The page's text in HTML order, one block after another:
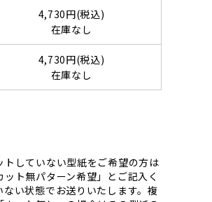
4,730円(税込)
在庫なし
4,730円(税込)
在庫なし
トしていない型紙をご希望の方は
ト無パターン希望」とご記入く
い状態でお送りいたします。複